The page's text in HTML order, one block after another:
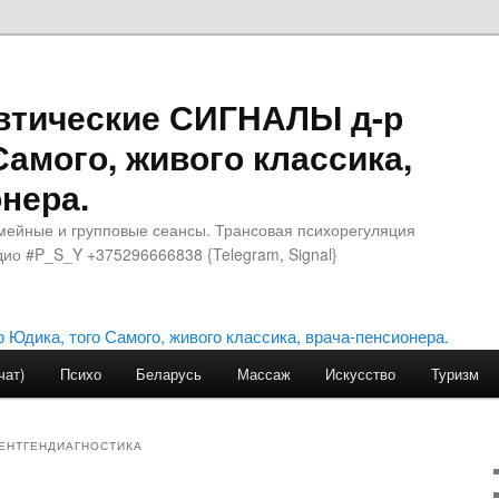
СИГНАЛЫ д-р
живого классика,
и групповые сеансы. Трансовая психорегуляция
#P_S_Y +375296666838 {Telegram, Signal}
Психо Беларусь Массаж Искусство Туризм